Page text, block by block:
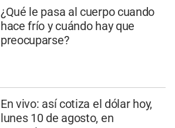
¿Qué le pasa al cuerpo cuando
hace frío y cuándo hay que
preocuparse?
En vivo: así cotiza el dólar hoy,
lunes 10 de agosto, en